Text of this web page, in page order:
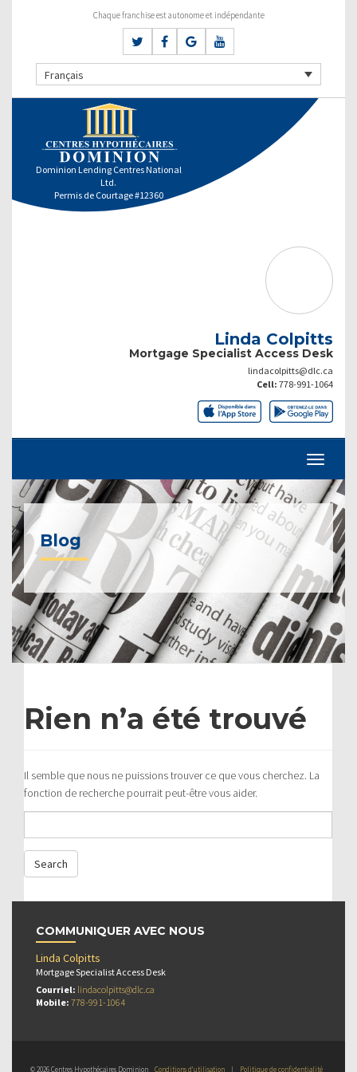
Chaque franchise est autonome et indépendante
Français
Dominion Lending Centres National
Ltd.
Permis de Courtage #12360
Linda Colpitts
Mortgage Specialist Access Desk
lindacolpitts@dlc.ca
Cell: 778-991-1064
Blog
Rien n’a été trouvé
Il semble que nous ne puissions trouver ce que vous cherchez. La
fonction de recherche pourrait peut-être vous aider.
COMMUNIQUER AVEC NOUS
Linda Colpitts
Mortgage Specialist Access Desk
Courriel: lindacolpitts@dlc.ca
Mobile: 778-991-1064
© 2026 Centres Hypothécaires Dominion Conditions d’utilisation | Politique de confidentialité